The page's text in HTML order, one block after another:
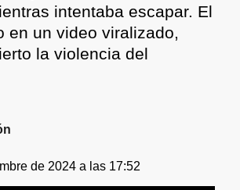
intentaba escapar. El
en un video viralizado,
la violencia del
de 2024 a las 17:52